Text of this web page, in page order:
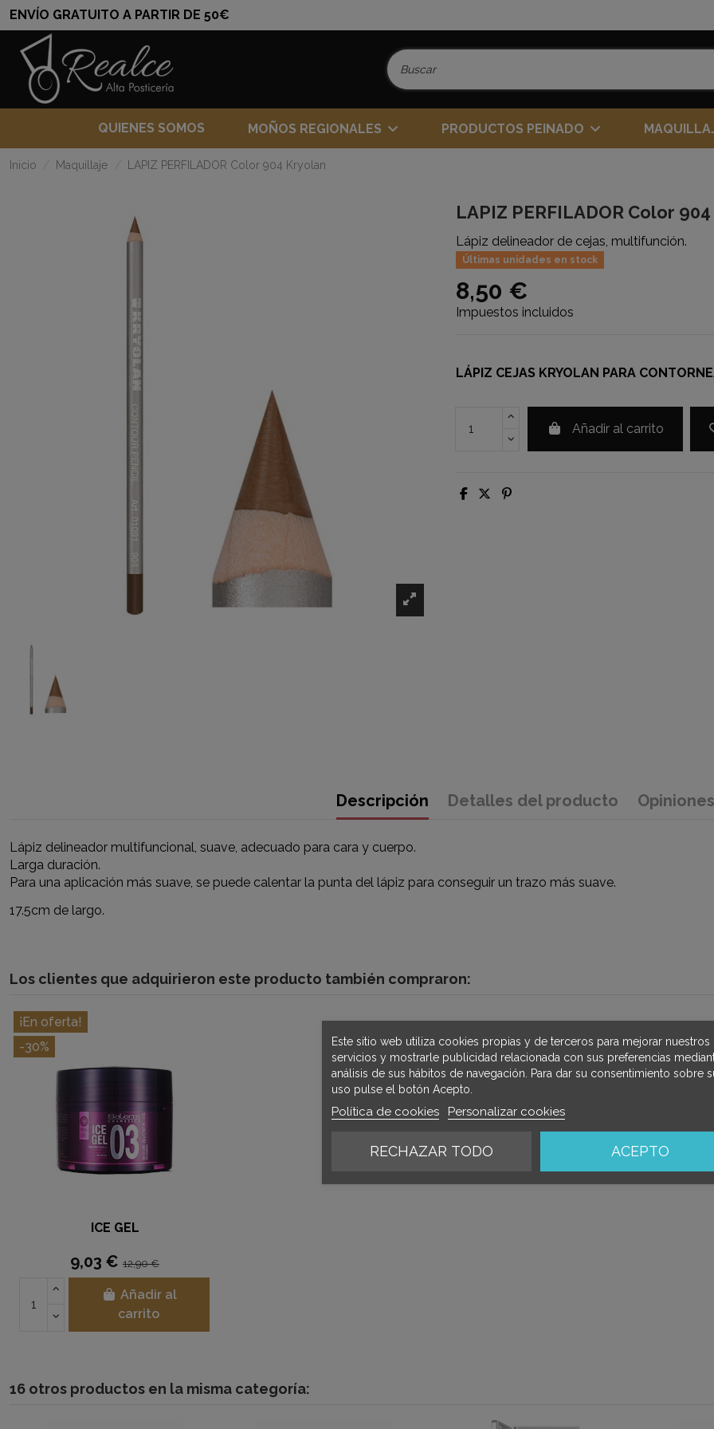
ENVÍO GRATUITO A PARTIR DE 50€
QUIENES SOMOS MOÑOS REGIONALES PRODUCTOS PEINADO
Inicio Maquillaje LAPIZ PERFILADOR Color 904 Kryolan
LAPIZ PERFILADOR Color
Lápiz delineador de cejas, multifunción.
Últimas unidades en stock
8,50 €
Impuestos incluidos
LÁPIZ CEJAS KRYOLAN PARA
Añadir al carrito
Descripción Detalles del producto Opiniones
Lápiz delineador multifuncional, suave, adecuado para cara y cuerpo.
Larga duración.
Para una aplicación más suave, se puede calentar la punta del lápiz para conseguir un trazo más suave.
17.5cm de largo.
Los clientes que adquirieron este producto también compraron:
¡En oferta!
-30%
ICE GEL
9,03 € 12,90 €
Añadir al
carrito
16 otros productos en la misma categoría:
Este sitio web utiliza cookies propias y de terceros para mejorar nuestros
servicios y mostrarle publicidad relacionada con sus preferencias
análisis de sus hábitos de navegación. Para dar su consentimiento sobre
uso pulse el botón Acepto.
Política de cookies Personalizar cookies
RECHAZAR TODO ACEPTO